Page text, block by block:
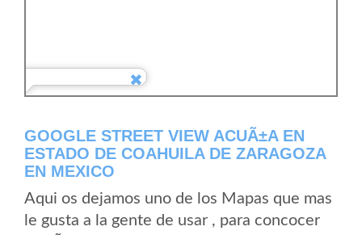
GOOGLE STREET VIEW ACUÃ±A EN
ESTADO DE COAHUILA DE ZARAGOZA
EN MEXICO
Aqui os dejamos uno de los Mapas que mas
le gusta a la gente de usar , para concocer